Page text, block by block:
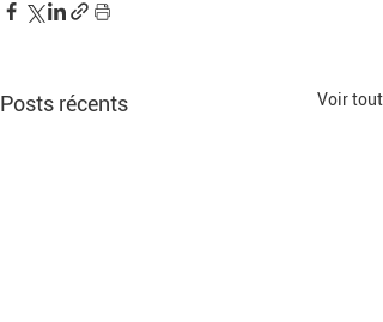
Posts récents Voir tout